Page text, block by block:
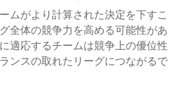
ムがより計算された決定を下すこ
全体の競争力を高める可能性があ
適応するチームは競争上の優位性
ンスの取れたリーグにつながるで